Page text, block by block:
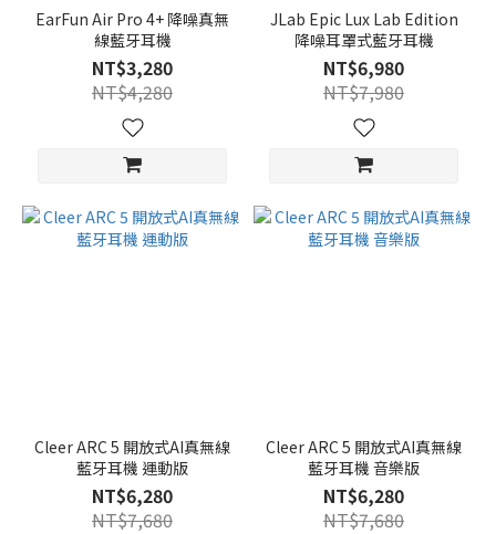
EarFun Air Pro 4+ 降噪真無
線藍牙耳機
NT$3,280
NT$4,280
JLab Epic Lux Lab Edition
降噪耳罩式藍牙耳機
NT$6,980
NT$7,980
Cleer ARC 5 開放式AI真無線
藍牙耳機 運動版
NT$6,280
NT$7,680
Cleer ARC 5 開放式AI真無線
藍牙耳機 音樂版
NT$6,280
NT$7,680